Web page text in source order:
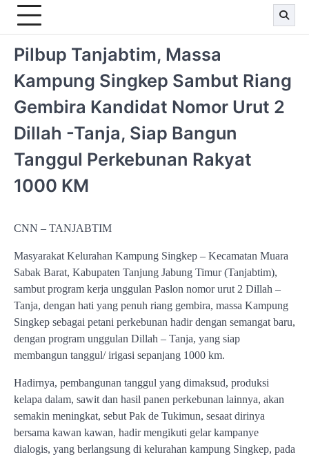
Pilbup Tanjabtim, Massa
Kampung Singkep Sambut Riang
Gembira Kandidat Nomor Urut 2
Dillah -Tanja, Siap Bangun
Tanggul Perkebunan Rakyat
1000 KM
CNN – TANJABTIM
Masyarakat Kelurahan Kampung Singkep – Kecamatan Muara
Sabak Barat, Kabupaten Tanjung Jabung Timur (Tanjabtim),
sambut program kerja unggulan Paslon nomor urut 2 Dillah –
Tanja, dengan hati yang penuh riang gembira, massa Kampung
Singkep sebagai petani perkebunan hadir dengan semangat baru,
dengan program unggulan Dillah – Tanja, yang siap
membangun tanggul/ irigasi sepanjang 1000 km.
Hadirnya, pembangunan tanggul yang dimaksud, produksi
kelapa dalam, sawit dan hasil panen perkebunan lainnya, akan
semakin meningkat, sebut Pak de Tukimun, sesaat dirinya
bersama kawan kawan, hadir mengikuti gelar kampanye
dialogis, yang berlangsung di kelurahan kampung Singkep, pada